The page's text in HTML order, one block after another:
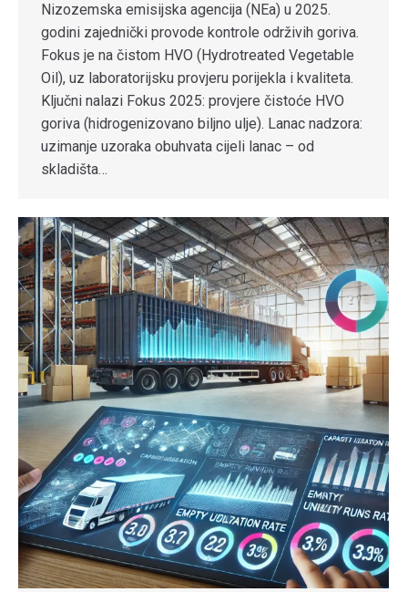
Nizozemska emisijska agencija (NEa) u 2025.
godini zajednički provode kontrole održivih goriva.
Fokus je na čistom HVO (Hydrotreated Vegetable
Oil), uz laboratorijsku provjeru porijekla i kvaliteta.
Ključni nalazi Fokus 2025: provjere čistoće HVO
goriva (hidrogenizovano biljno ulje). Lanac nadzora:
uzimanje uzoraka obuhvata cijeli lanac – od
skladišta…